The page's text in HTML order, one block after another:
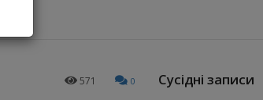
571 0 Сусідні записи